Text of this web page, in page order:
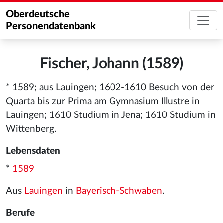
Oberdeutsche
Personendatenbank
Fischer, Johann (1589)
* 1589; aus Lauingen; 1602-1610 Besuch von der
Quarta bis zur Prima am Gymnasium Illustre in
Lauingen; 1610 Studium in Jena; 1610 Studium in
Wittenberg.
Lebensdaten
* 1589
Aus Lauingen in Bayerisch-Schwaben.
Berufe